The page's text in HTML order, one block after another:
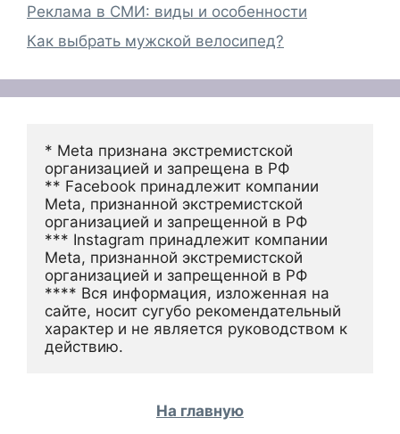
Реклама в СМИ: виды и особенности
Как выбрать мужской велосипед?
* Meta признана экстремистской
организацией и запрещена в РФ
** Facebook принадлежит компании
Meta, признанной экстремистской
организацией и запрещенной в РФ
*** Instagram принадлежит компании
Meta, признанной экстремистской
организацией и запрещенной в РФ
**** Вся информация, изложенная на
сайте, носит сугубо рекомендательный
характер и не является руководством к
действию.
На главную